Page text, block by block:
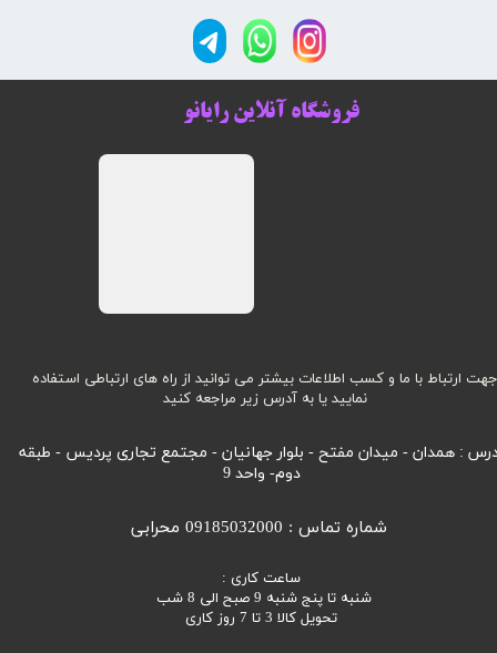
جهت ارتباط با ما و کسب اطلاعات بیشتر می توانید از راه های ارتباطی استفاده
نمایید یا به آدرس زیر مراجعه کنید
: همدان - میدان مفتح - بلوار جهانیان - مجتمع تجاری پردیس - طبقه
دوم- واحد 9
ساعت کاری :
شنبه تا پنج شنبه 9 صبح الی 8 شب
تحویل کالا 3 تا 7 روز کاری
شماره تماس : 09185032000 محرابی
فروشگاه آنلاین رایانو